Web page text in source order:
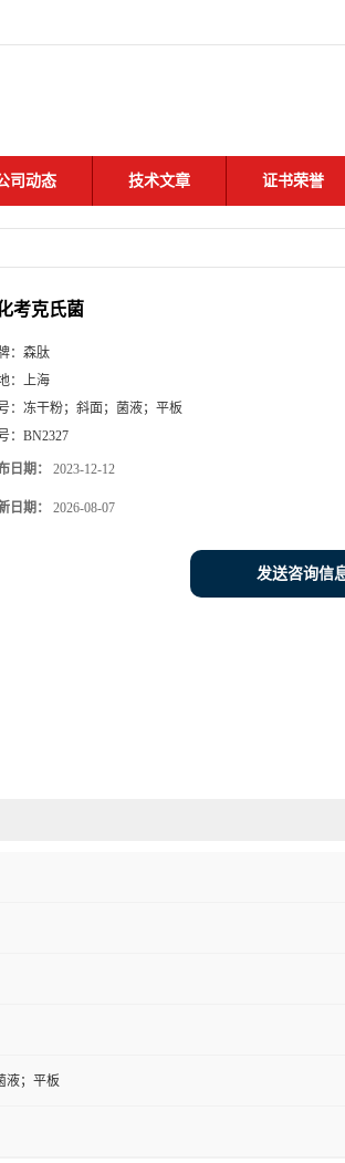
司动态 技术文章 证书荣誉
考克氏菌
： 森肽
： 上海
： 冻干粉；斜面；菌液；平板
： BN2327
日期： 2023-12-12
日期： 2026-08-07
发送咨询信
液；平板